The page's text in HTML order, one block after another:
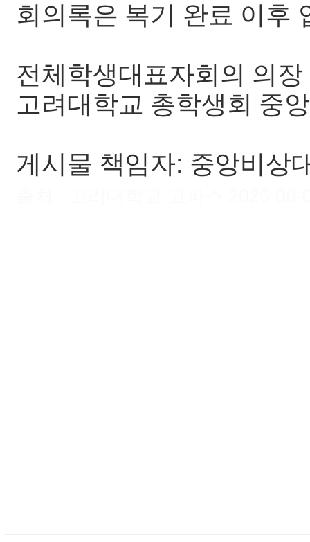
회의록은 복기 완료 이후
전체학생대표자회의 의장
고려대학교 총학생회 중
게시물 책임자: 중앙비상